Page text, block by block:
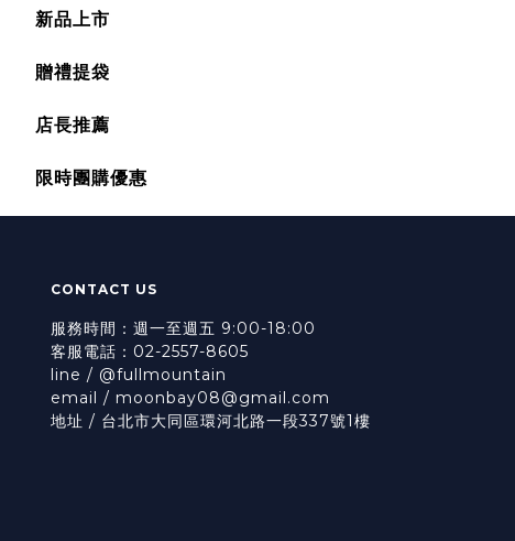
新品上市
贈禮提袋
店長推薦
限時團購優惠
CONTACT US
服務時間：週一至週五 9:00-18:00
客服電話：02-2557-8605
line / @fullmountain
email / moonbay08@gmail.com
地址 / 台北市大同區環河北路一段337號1樓